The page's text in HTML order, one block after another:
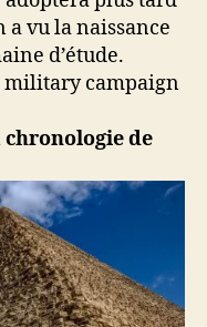
a vu la naissance
d’étude.
chronologie de